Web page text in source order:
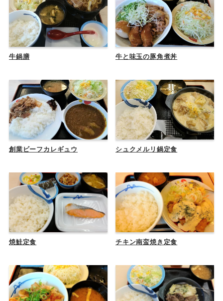
牛鍋膳 牛と味玉の豚角煮丼
創業ビーフカレギュウ シュクメルリ鍋定食
焼鮭定食 チキン南蛮焼き定食